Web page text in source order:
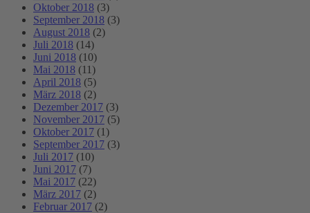
Oktober 2018 (3)
September 2018 (3)
August 2018 (2)
Juli 2018 (14)
Juni 2018 (10)
Mai 2018 (11)
April 2018 (5)
März 2018 (2)
Dezember 2017 (3)
November 2017 (5)
Oktober 2017 (1)
September 2017 (3)
Juli 2017 (10)
Juni 2017 (7)
Mai 2017 (22)
März 2017 (2)
Februar 2017 (2)